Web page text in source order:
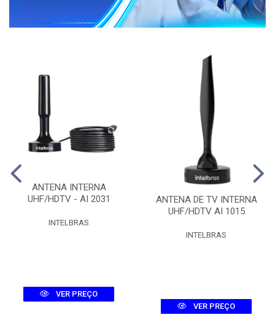
ANTENA INTERNA
UHF/HDTV - AI 2031
INTELBRAS
VER PREÇO
ANTENA DE TV INTERNA
UHF/HDTV AI 1015
INTELBRAS
VER PREÇO